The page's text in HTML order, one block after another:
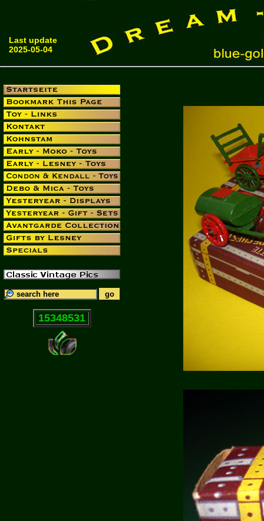
Last update
2025-05-04
15348531